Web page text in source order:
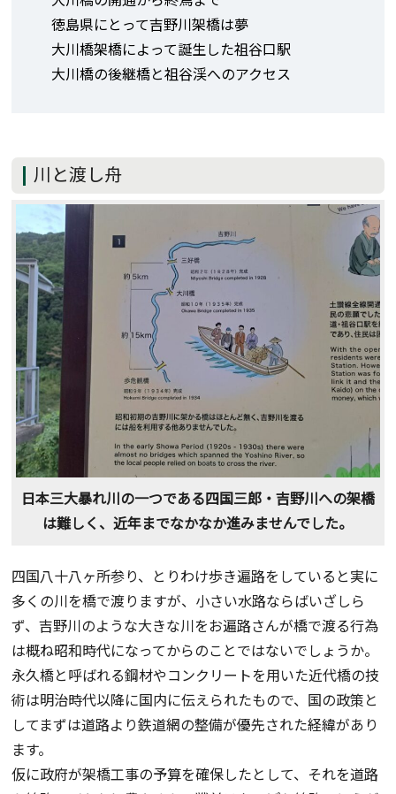
徳島県にとって吉野川架橋は夢
大川橋架橋によって誕生した祖谷口駅
大川橋の後継橋と祖谷渓へのアクセス
川と渡し舟
日本三大暴れ川の一つである四国三郎・吉野川への架橋
は難しく、近年までなかなか進みませんでした。
四国八十八ヶ所参り、とりわけ歩き遍路をしていると実に
多くの川を橋で渡りますが、小さい水路ならばいざしら
ず、吉野川のような大きな川をお遍路さんが橋で渡る行為
は概ね昭和時代になってからのことではないでしょうか。
永久橋と呼ばれる鋼材やコンクリートを用いた近代橋の技
術は明治時代以降に国内に伝えられたもので、国の政策と
してまずは道路より鉄道網の整備が優先された経緯があり
ます。
仮に政府が架橋工事の予算を確保したとして、それを道路